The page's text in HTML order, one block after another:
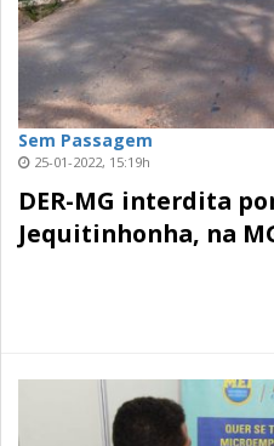
Sem Passagem
25-01-2022, 15:19h
DER-MG interdita
Jequitinhonha, na